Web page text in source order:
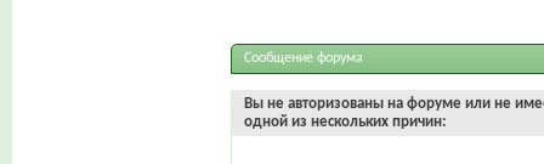
Сообщение форума
Вы не авторизованы на форуме или не
одной из нескольких причин: